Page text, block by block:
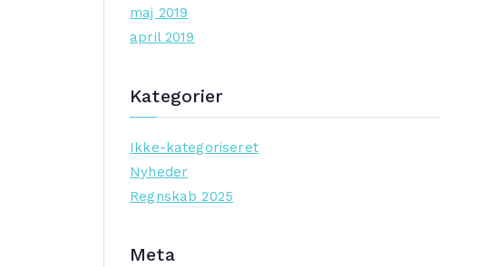
maj 2019
april 2019
Kategorier
Ikke-kategoriseret
Nyheder
Regnskab 2025
Meta